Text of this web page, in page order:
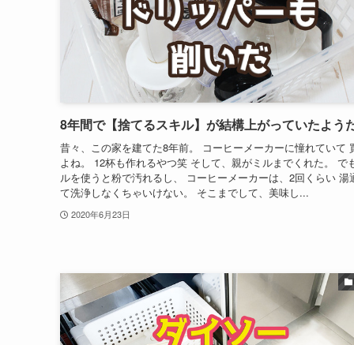
8年間で【捨てるスキル】が結構上がっていたよう
昔々、この家を建てた8年前。 コーヒーメーカーに憧れていて
よね。 12杯も作れるやつ笑 そして、親がミルまでくれた。 で
ルを使うと粉で汚れるし、 コーヒーメーカーは、2回くらい 湯
て洗浄しなくちゃいけない。 そこまでして、美味し...
2020年6月23日